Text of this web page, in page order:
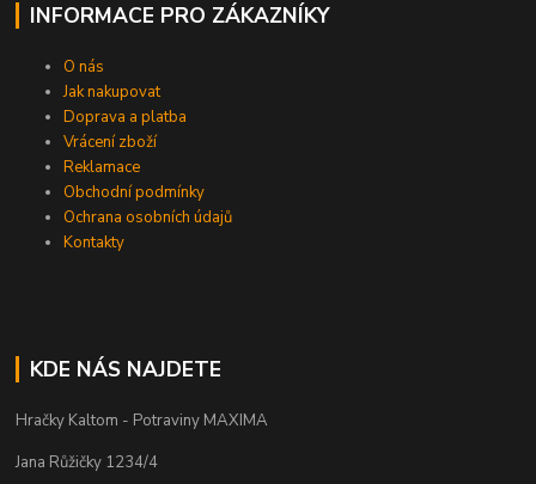
INFORMACE PRO ZÁKAZNÍKY
O nás
Jak nakupovat
Doprava a platba
Vrácení zboží
Reklamace
Obchodní podmínky
Ochrana osobních údajů
Kontakty
KDE NÁS NAJDETE
Hračky Kaltom - Potraviny MAXIMA
Jana Růžičky 1234/4